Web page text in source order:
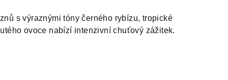
s výraznými tóny černého rybízu, tropické
ovoce nabízí intenzivní chuťový zážitek.